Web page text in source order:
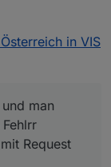
mit Request
in VIS
man
Request